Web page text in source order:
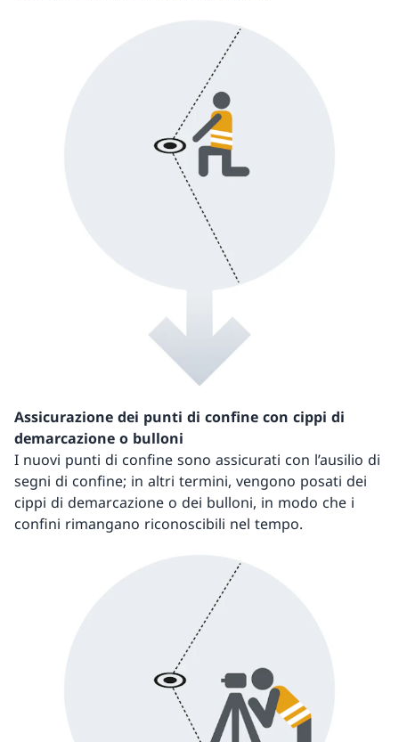
Assicurazione dei punti di confine con cippi di
demarcazione o bulloni
I nuovi punti di confine sono assicurati con l’ausilio di
segni di confine; in altri termini, vengono posati dei
cippi di demarcazione o dei bulloni, in modo che i
confini rimangano riconoscibili nel tempo.